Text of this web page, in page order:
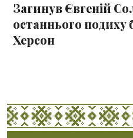
Загинув Євгеній
останнього подиху
Херсон